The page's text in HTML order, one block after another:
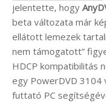
jelentette, hogy
beta változata már
ellátott lemezek
nem támogatott”
HDCP kompatibilitás
egy PowerDVD
futtató PC